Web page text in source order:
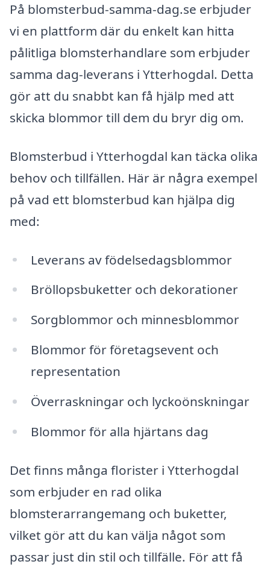
På blomsterbud-samma-dag.se erbjuder
vi en plattform där du enkelt kan hitta
pålitliga blomsterhandlare som erbjuder
samma dag-leverans i Ytterhogdal. Detta
gör att du snabbt kan få hjälp med att
skicka blommor till dem du bryr dig om.
Blomsterbud i Ytterhogdal kan täcka olika
behov och tillfällen. Här är några exempel
på vad ett blomsterbud kan hjälpa dig
med:
Leverans av födelsedagsblommor
Bröllopsbuketter och dekorationer
Sorgblommor och minnesblommor
Blommor för företagsevent och
representation
Överraskningar och lyckoönskningar
Blommor för alla hjärtans dag
Det finns många florister i Ytterhogdal
som erbjuder en rad olika
blomsterarrangemang och buketter,
vilket gör att du kan välja något som
passar just din stil och tillfälle. För att få